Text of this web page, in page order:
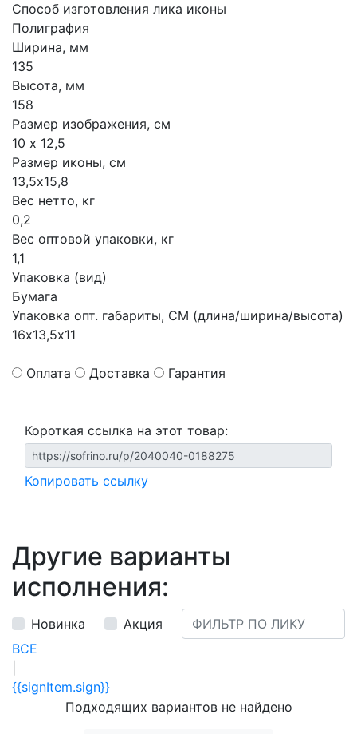
Способ изготовления лика иконы
Полиграфия
Ширина, мм
135
Высота, мм
158
Размер изображения, см
10 х 12,5
Размер иконы, см
13,5х15,8
Вес нетто, кг
0,2
Вес оптовой упаковки, кг
1,1
Упаковка (вид)
Бумага
Упаковка опт. габариты, СМ (длина/ширина/высота)
16х13,5х11
Оплата Доставка Гарантия
Короткая ссылка на этот товар:
Копировать ссылку
Другие варианты
исполнения:
Новинка
Акция
ВСЕ
{{signItem.sign}}
Подходящих вариантов не найдено